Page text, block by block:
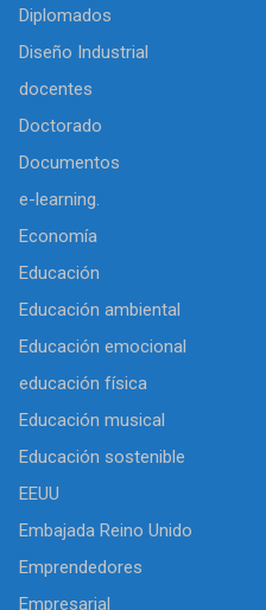
Diplomados
Diseño Industrial
docentes
Doctorado
Documentos
e-learning.
Economía
Educación
Educación ambiental
Educación emocional
educación física
Educación musical
Educación sostenible
EEUU
Embajada Reino Unido
Emprendedores
Empresarial